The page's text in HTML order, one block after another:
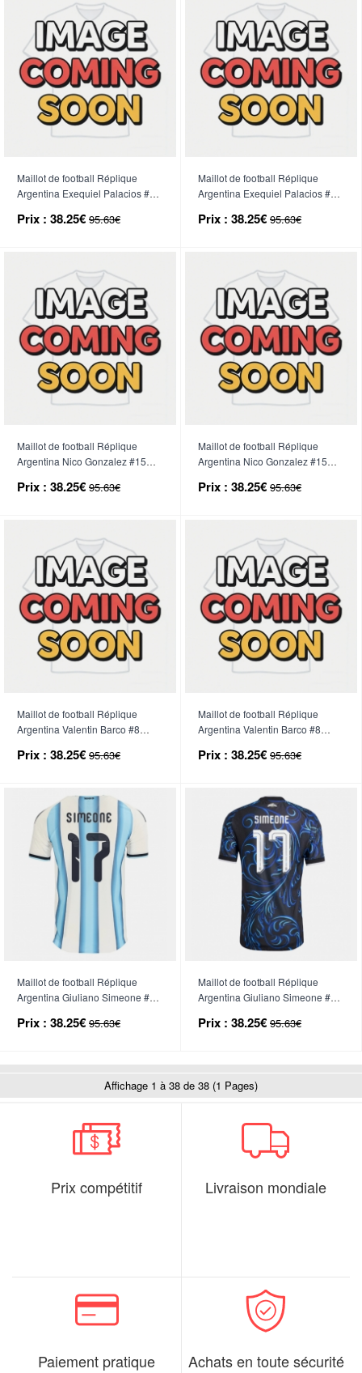
Maillot de football Réplique
Argentina Exequiel Palacios #14
Courte
Prix : 38.25€ 95.63€
Maillot de football Réplique
Argentina Exequiel Palacios #14
Courte
Prix : 38.25€ 95.63€
Maillot de football Réplique
Argentina Nico Gonzalez #15
Courte
Prix : 38.25€ 95.63€
Maillot de football Réplique
Argentina Nico Gonzalez #15
Courte
Prix : 38.25€ 95.63€
Maillot de football Réplique
Argentina Valentin Barco #8
Courte
Prix : 38.25€ 95.63€
Maillot de football Réplique
Argentina Valentin Barco #8
Courte
Prix : 38.25€ 95.63€
Maillot de football Réplique
Argentina Giuliano Simeone #17
Courte
Prix : 38.25€ 95.63€
Maillot de football Réplique
Argentina Giuliano Simeone #17
Courte
Prix : 38.25€ 95.63€
Affichage 1 à 38 de 38 (1 Pages)
Prix compétitif Livraison mondiale
Paiement pratique Achats en toute sécurité